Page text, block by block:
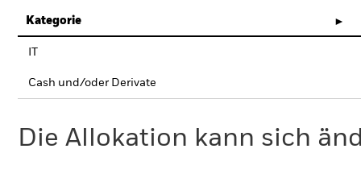
Kategorie
Cash und/oder Derivate
Die Allokation kann sich